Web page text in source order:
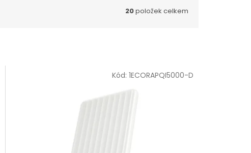
20položek celkem
Kód: 1ECORAPQI5000-D